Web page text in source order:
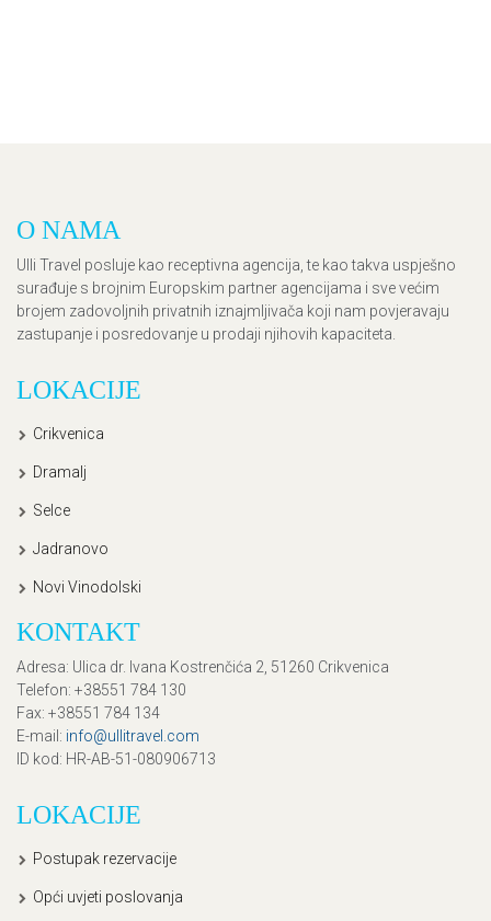
O NAMA
Ulli Travel posluje kao receptivna agencija, te kao takva uspješno
surađuje s brojnim Europskim partner agencijama i sve većim
brojem zadovoljnih privatnih iznajmljivača koji nam povjeravaju
zastupanje i posredovanje u prodaji njihovih kapaciteta.
LOKACIJE
Crikvenica
Dramalj
Selce
Jadranovo
Novi Vinodolski
KONTAKT
Adresa: Ulica dr. Ivana Kostrenčića 2, 51260 Crikvenica
Telefon: +38551 784 130
Fax: +38551 784 134
E-mail : info@ullitravel.com
ID kod: HR-AB-51-080906713
LOKACIJE
Postupak rezervacije
Opći uvjeti poslovanja